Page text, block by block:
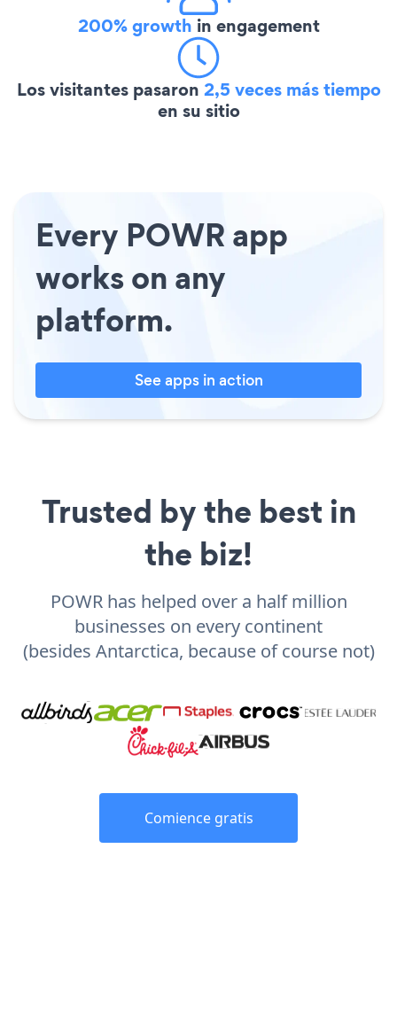
200% growth in engagement
Los visitantes pasaron 2,5 veces más tiempo
en su sitio
Every POWR app
works on any
platform.
See apps in action
Trusted by the best in
the biz!
POWR has helped over a half million
businesses on every continent
(besides Antarctica, because of course not)
Comience gratis